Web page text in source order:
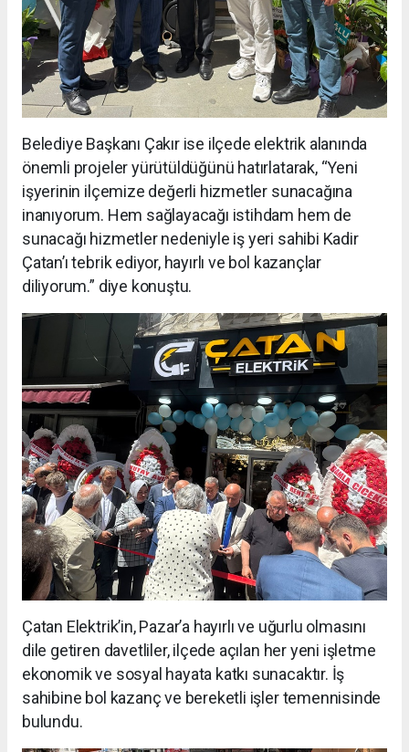
Belediye Başkanı Çakır ise ilçede elektrik alanında
önemli projeler yürütüldüğünü hatırlatarak, “Yeni
işyerinin ilçemize değerli hizmetler sunacağına
inanıyorum. Hem sağlayacağı istihdam hem de
sunacağı hizmetler nedeniyle iş yeri sahibi Kadir
Çatan’ı tebrik ediyor, hayırlı ve bol kazançlar
diliyorum.” diye konuştu.
Çatan Elektrik’in, Pazar’a hayırlı ve uğurlu olmasını
dile getiren davetliler, ilçede açılan her yeni işletme
ekonomik ve sosyal hayata katkı sunacaktır. İş
sahibine bol kazanç ve bereketli işler temennisinde
bulundu.